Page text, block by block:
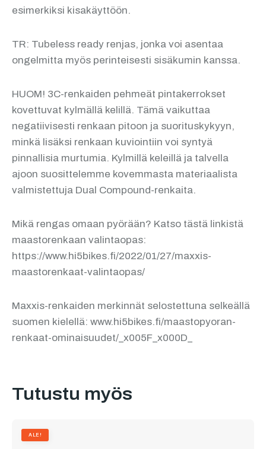
esimerkiksi kisakäyttöön.
TR: Tubeless ready renjas, jonka voi asentaa
ongelmitta myös perinteisesti sisäkumin kanssa.
HUOM! 3C-renkaiden pehmeät pintakerrokset
kovettuvat kylmällä kelillä. Tämä vaikuttaa
negatiivisesti renkaan pitoon ja suorituskykyyn,
minkä lisäksi renkaan kuviointiin voi syntyä
pinnallisia murtumia. Kylmillä keleillä ja talvella
ajoon suosittelemme kovemmasta materiaalista
valmistettuja Dual Compound-renkaita.
Mikä rengas omaan pyörään? Katso tästä linkistä
maastorenkaan valintaopas:
https://www.hi5bikes.fi/2022/01/27/maxxis-
maastorenkaat-valintaopas/
Maxxis-renkaiden merkinnät selostettuna selkeällä
suomen kielellä: www.hi5bikes.fi/maastopyoran-
renkaat-ominaisuudet/_x005F_x000D_
Tutustu myös
ALE!